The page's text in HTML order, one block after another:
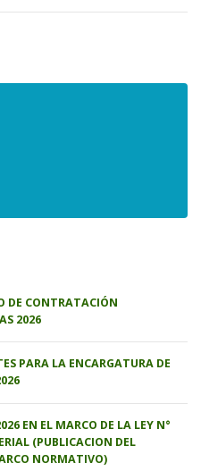
DE CONTRATACIÓN
2026
PARA LA ENCARGATURA DE
EN EL MARCO DE LA LEY N°
(PUBLICACION DEL
NORMATIVO)